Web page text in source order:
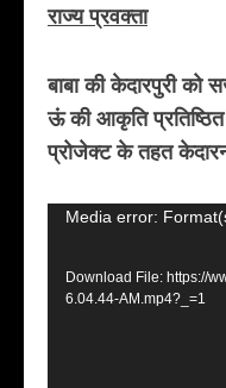
राज्य प्रवक्ता
बाबा की केदारपुरी को
ऊं की आकृति
प्रोजेक्ट के तहत
Video
Media error:
Download File: https://
6.04.44-AM.mp4?_=1